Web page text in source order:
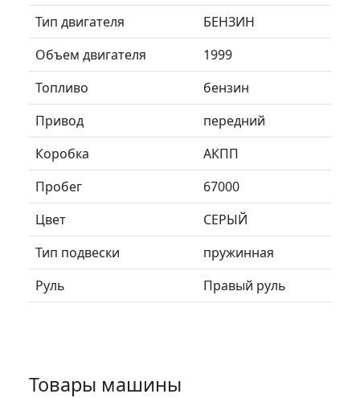
Тип двигателя
БЕНЗИН
Объем двигателя
1999
Топливо
бензин
Привод
передний
Коробка
АКПП
Пробег
67000
Цвет
СЕРЫЙ
Тип подвески
пружинная
Руль
Правый руль
Товары машины